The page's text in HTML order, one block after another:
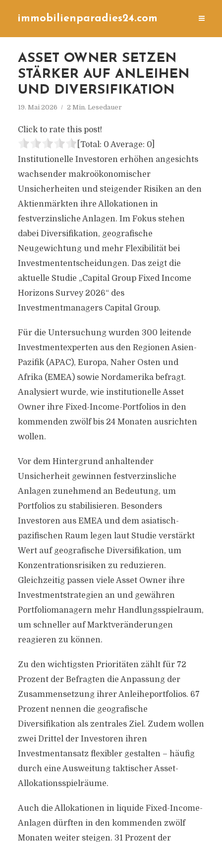
immobilienparadies24.com
ASSET OWNER SETZEN
STÄRKER AUF ANLEIHEN
UND DIVERSIFIKATION
19. Mai 2026 2 Min. Lesedauer
Click to rate this post!
[Total: 0 Average: 0]
Institutionelle Investoren erhöhen angesichts
wachsender makroökonomischer
Unsicherheiten und steigender Risiken an den
Aktienmärkten ihre Allokationen in
festverzinsliche Anlagen. Im Fokus stehen
dabei Diversifikation, geografische
Neugewichtung und mehr Flexibilität bei
Investmententscheidungen. Das zeigt die
aktuelle Studie „Capital Group Fixed Income
Horizons Survey 2026“ des
Investmentmanagers Capital Group.
Für die Untersuchung wurden 300 leitende
Investmentexperten aus den Regionen Asien-
Pazifik (APAC), Europa, Naher Osten und
Afrika (EMEA) sowie Nordamerika befragt.
Analysiert wurde, wie institutionelle Asset
Owner ihre Fixed-Income-Portfolios in den
kommenden zwölf bis 24 Monaten ausrichten
wollen.
Vor dem Hintergrund anhaltender
Unsicherheit gewinnen festverzinsliche
Anlagen zunehmend an Bedeutung, um
Portfolios zu stabilisieren. Besonders
Investoren aus EMEA und dem asiatisch-
pazifischen Raum legen laut Studie verstärkt
Wert auf geografische Diversifikation, um
Konzentrationsrisiken zu reduzieren.
Gleichzeitig passen viele Asset Owner ihre
Investmentstrategien an und gewähren
Portfoliomanagern mehr Handlungsspielraum,
um schneller auf Marktveränderungen
reagieren zu können.
Zu den wichtigsten Prioritäten zählt für 72
Prozent der Befragten die Anpassung der
Zusammensetzung ihrer Anleiheportfolios. 67
Prozent nennen die geografische
Diversifikation als zentrales Ziel. Zudem wollen
zwei Drittel der Investoren ihren
Investmentansatz flexibler gestalten – häufig
durch eine Ausweitung taktischer Asset-
Allokationsspielräume.
Auch die Allokationen in liquide Fixed-Income-
Anlagen dürften in den kommenden zwölf
Monaten weiter steigen. 31 Prozent der